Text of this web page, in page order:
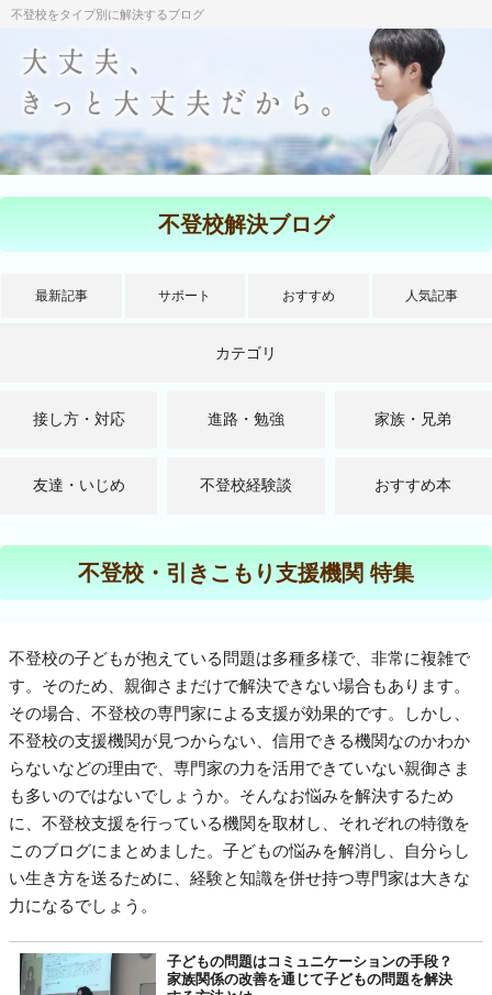
不登校をタイプ別に解決するブログ
不登校解決ブログ
カテゴリ
接し方・対応 進路・勉強 家族・兄弟
友達・いじめ 不登校経験談 おすすめ本
最新記事 サポート おすすめ 人気記事
不登校・引きこもり支援機関 特集
不登校の子どもが抱えている問題は多種多様で、非常に複雑で
す。そのため、親御さまだけで解決できない場合もあります。
その場合、不登校の専門家による支援が効果的です。しかし、
不登校の支援機関が見つからない、信用できる機関なのかわか
らないなどの理由で、専門家の力を活用できていない親御さま
も多いのではないでしょうか。そんなお悩みを解決するため
に、不登校支援を行っている機関を取材し、それぞれの特徴を
このブログにまとめました。子どもの悩みを解消し、自分らし
い生き方を送るために、経験と知識を併せ持つ専門家は大きな
力になるでしょう。
子どもの問題はコミュニケーションの手段？
家族関係の改善を通じて子どもの問題を解決